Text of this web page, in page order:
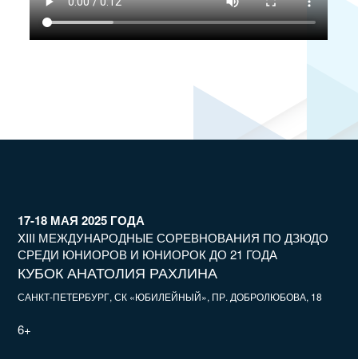
17-18 МАЯ 2025 ГОДА
XIII МЕЖДУНАРОДНЫЕ СОРЕВНОВАНИЯ ПО ДЗЮДО
СРЕДИ ЮНИОРОВ И ЮНИОРОК ДО 21 ГОДА
КУБОК АНАТОЛИЯ РАХЛИНА
САНКТ-ПЕТЕРБУРГ, СК «ЮБИЛЕЙНЫЙ», ПР. ДОБРОЛЮБОВА, 18
6+